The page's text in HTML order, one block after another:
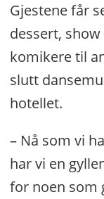
Gjestene får
dessert,
komikere til
slutt
hotellet.
– Nå som vi
har vi en
for noen som